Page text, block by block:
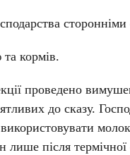
кормів.
проведено
до сказу.
лише після